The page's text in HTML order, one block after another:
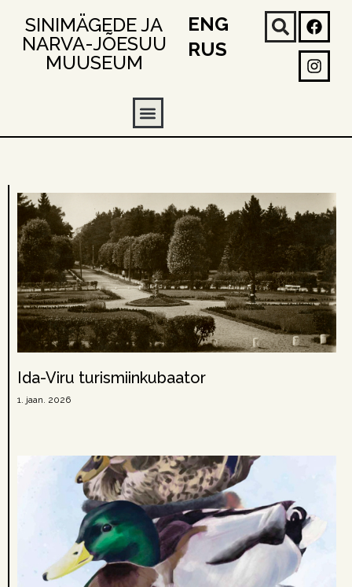
SINIMÄGEDE JA
NARVA-JÕESUU
MUUSEUM
ENG
RUS
Ida-Viru turismiinkubaator
1. jaan. 2026